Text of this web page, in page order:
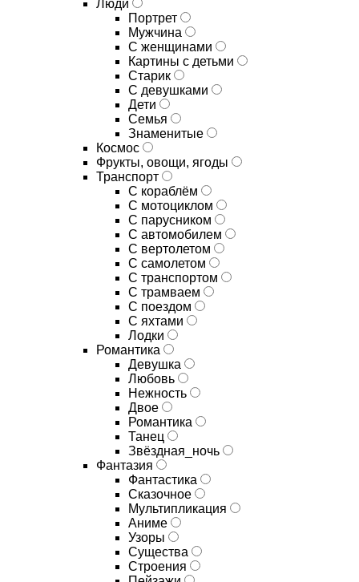
Люди
Портрет
Мужчина
С женщинами
Картины с детьми
Старик
С девушками
Дети
Семья
Знаменитые
Космос
Фрукты, овощи, ягоды
Транспорт
С кораблём
С мотоциклом
С парусником
С автомобилем
С вертолетом
С самолетом
С транспортом
С трамваем
С поездом
С яхтами
Лодки
Романтика
Девушка
Любовь
Нежность
Двое
Романтика
Танец
Звёздная_ночь
Фантазия
Фантастика
Сказочное
Мультипликация
Аниме
Узоры
Существа
Строения